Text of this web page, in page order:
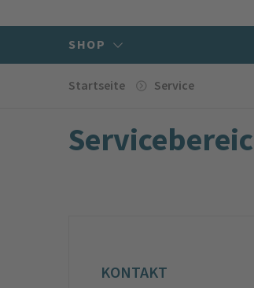
SHOP
Startseite Service
KONTAKT